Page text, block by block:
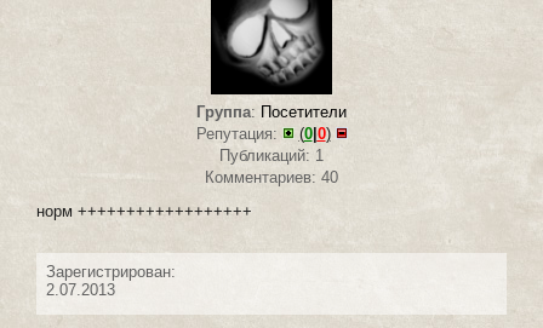
Группа: Посетители
Репутация:
(0| 0)
Публикаций: 1
Комментариев: 40
норм ++++++++++++++++++
Зарегистрирован:
2.07.2013